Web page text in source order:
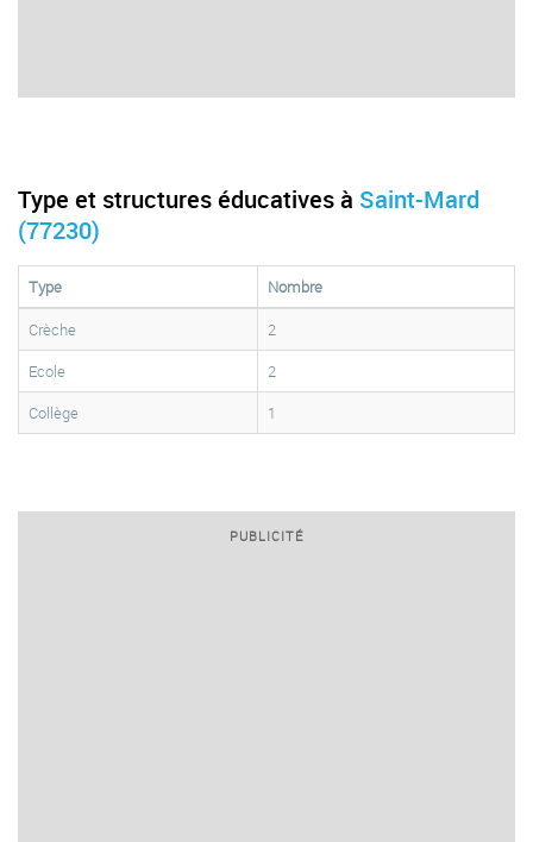
Type et structures éducatives à Saint-Mard
(77230)
Type
Nombre
Crèche
2
Ecole
2
Collège
1
PUBLICITÉ